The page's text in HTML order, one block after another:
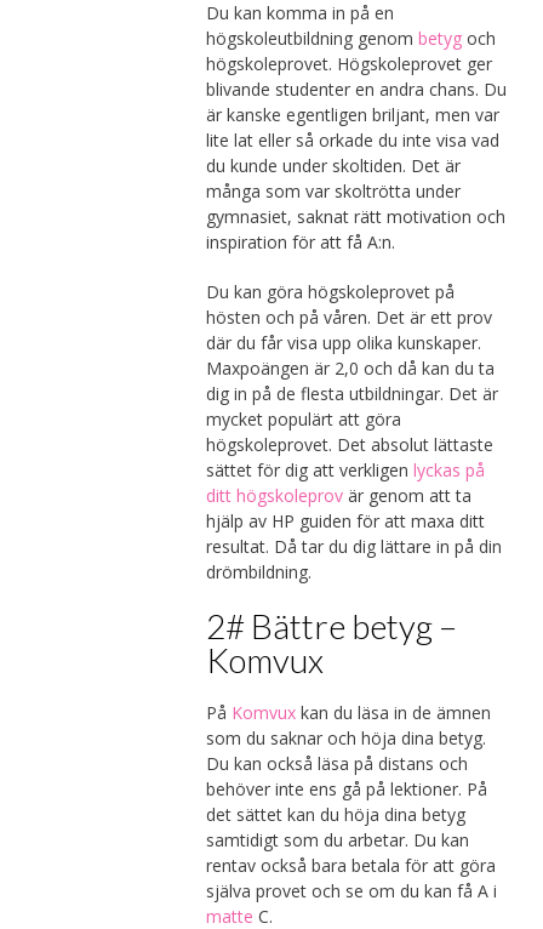
Du kan komma in på en
högskoleutbildning genom betygoch
högskoleprovet. Högskoleprovet ger
blivande studenter en andra chans. Du
är kanske egentligen briljant, men var
lite lat eller så orkade du inte visa vad
du kunde under skoltiden. Det är
många som var skoltrötta under
gymnasiet, saknat rätt motivation och
inspiration för att få A:n.
Du kan göra högskoleprovet på
hösten och på våren. Det är ett prov
där du får visa upp olika kunskaper.
Maxpoängen är 2,0 och då kan du ta
dig in på de flesta utbildningar. Det är
mycket populärt att göra
högskoleprovet. Det absolut lättaste
sättet för dig att verkligen lyckas på
ditt högskoleprovär genom att ta
hjälp av HP guiden för att maxa ditt
resultat. Då tar du dig lättare in på din
drömbildning.
2# Bättre betyg –
Komvux
På Komvuxkan du läsa in de ämnen
som du saknar och höja dina betyg.
Du kan också läsa på distans och
behöver inte ens gå på lektioner. På
det sättet kan du höja dina betyg
samtidigt som du arbetar. Du kan
rentav också bara betala för att göra
själva provet och se om du kan få A i
matte C.